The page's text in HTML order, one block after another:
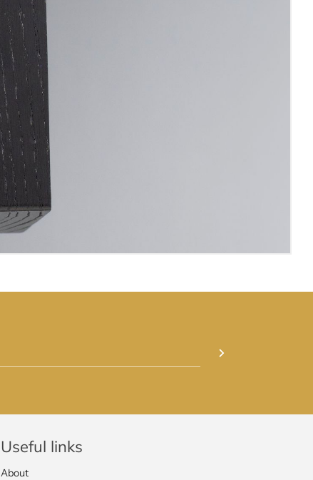
Useful links
About